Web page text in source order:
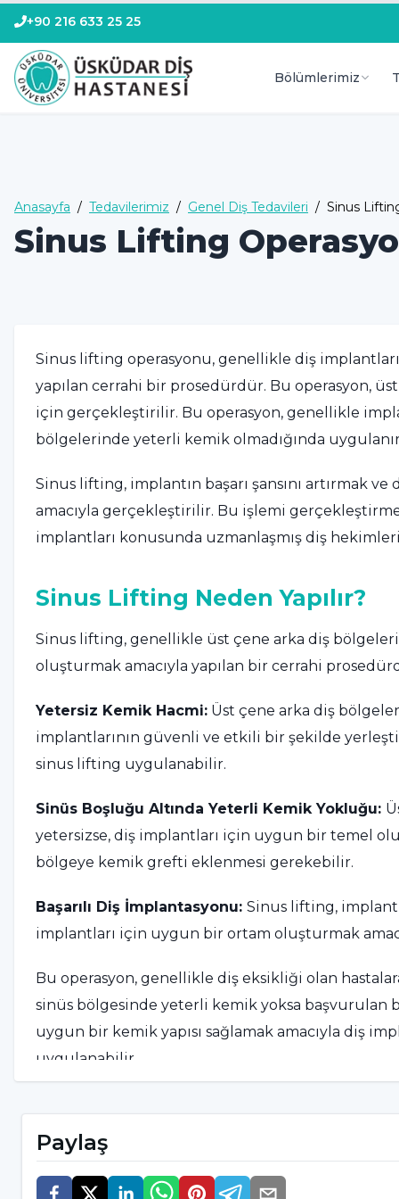
+90 216 633 25 25
Bölümlerimiz
Anasayfa / Tedavilerimiz / Genel Diş Tedavileri / Sinus
Sinus Lifting
Sinus lifting operasyonu, genellikle diş
yapılan cerrahi bir prosedürdür. Bu operasyon,
için gerçekleştirilir. Bu operasyon, genellikle
bölgelerinde yeterli kemik olmadığında
Sinus lifting, implantın başarı şansını artırmak
amacıyla gerçekleştirilir. Bu işlemi
implantları konusunda uzmanlaşmış diş
Sinus Lifting Neden Yapılır?
Sinus lifting, genellikle üst çene arka diş
oluşturmak amacıyla yapılan bir cerrahi
Yetersiz Kemik Hacmi: Üst çene arka diş
implantlarının güvenli ve etkili bir şekilde
sinus lifting uygulanabilir.
Sinüs Boşluğu Altında Yeterli Kemik Yokluğu:
yetersizse, diş implantları için uygun bir temel
bölgeye kemik grefti eklenmesi gerekebilir.
Başarılı Diş İmplantasyonu: Sinus lifting, implant
implantları için uygun bir ortam oluşturmak
Bu operasyon, genellikle diş eksikliği olan
sinüs bölgesinde yeterli kemik yoksa
uygun bir kemik yapısı sağlamak amacıyla diş
uygulanabilir.
Sinus Lifting Ameliyatı Nasıl
Sinus lifting ameliyatı, diş implantları için
bir cerrahi prosedürdür. İlk adım olarak,
Paylaş